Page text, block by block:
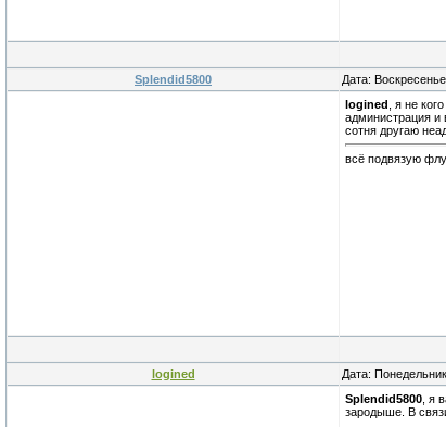
Splendid5800 Дата:
logined , я не
администрация и
сотня другаю
всё подвязую
logined Дата:
Splendid5800 , я
зародыше. В